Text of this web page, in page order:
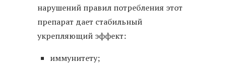
нарушений правил потребления этот
препарат дает стабильный
укрепляющий эффект:
иммунитету;